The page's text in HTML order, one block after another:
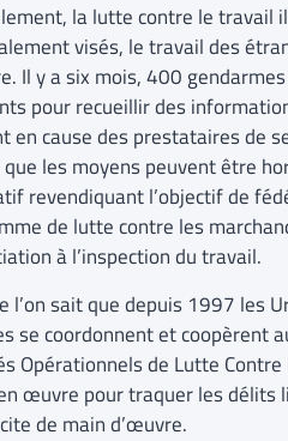
la lutte contre le travail
visés, le travail des
Il y a six mois, 400
pour recueillir des
en cause des prestataires de
les moyens peuvent être
revendiquant l’objectif de
de lutte contre les
à l’inspection du travail.
l’on sait que depuis 1997 les
se coordonnent et coopèrent
Opérationnels de Lutte
œuvre pour traquer les délits
de main d’œuvre.